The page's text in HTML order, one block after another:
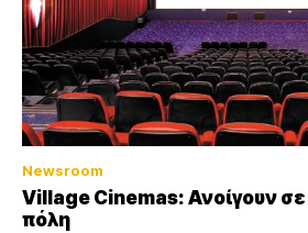
Newsroom
Village Cinemas: Ανοίγουν
πόλη